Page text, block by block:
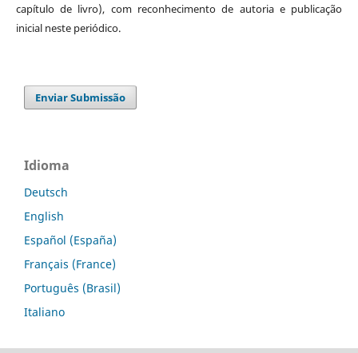
capítulo de livro), com reconhecimento de autoria e publicação
inicial neste periódico.
Enviar Submissão
Idioma
Deutsch
English
Español (España)
Français (France)
Português (Brasil)
Italiano